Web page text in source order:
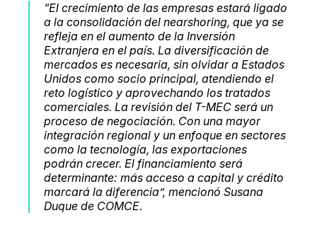
“El crecimiento de las empresas estará ligado
a la consolidación del nearshoring, que ya se
refleja en el aumento de la Inversión
Extranjera en el país. La diversificación de
mercados es necesaria, sin olvidar a Estados
Unidos como socio principal, atendiendo el
reto logístico y aprovechando los tratados
comerciales. La revisión del T-MEC será un
proceso de negociación. Con una mayor
integración regional y un enfoque en sectores
como la tecnología, las exportaciones
podrán crecer. El financiamiento será
determinante: más acceso a capital y crédito
marcará la diferencia”, mencionó Susana
Duque de COMCE.